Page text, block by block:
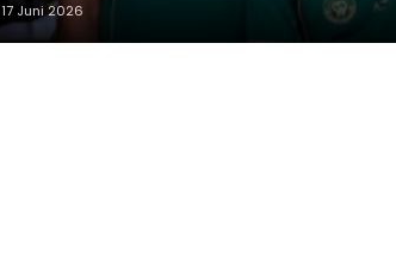
17 Juni 2026